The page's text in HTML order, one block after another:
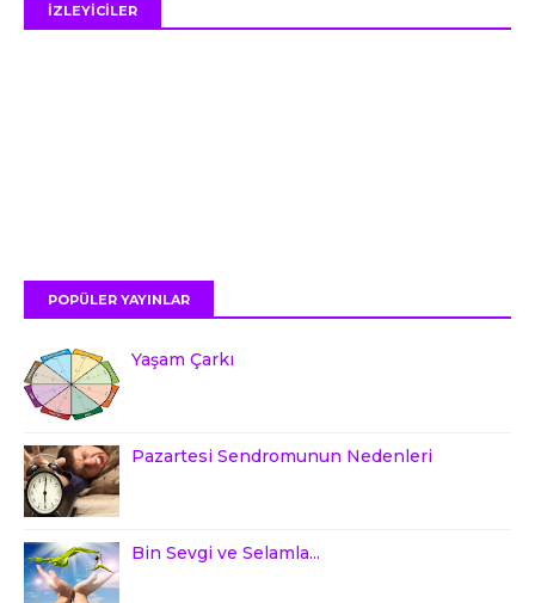
İZLEYİCİLER
POPÜLER YAYINLAR
Yaşam Çarkı
Pazartesi Sendromunun Nedenleri
Bin Sevgi ve Selamla...